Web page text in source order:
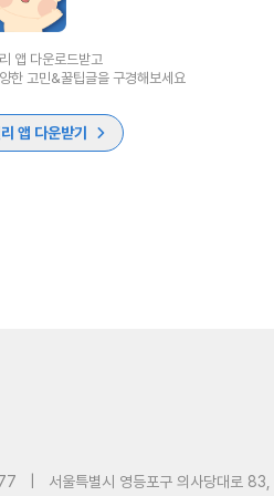
앱 다운로드받고
한 고민&꿀팁글을 구경해보세요
앱 다운받기
서울특별시 영등포구 의사당대로